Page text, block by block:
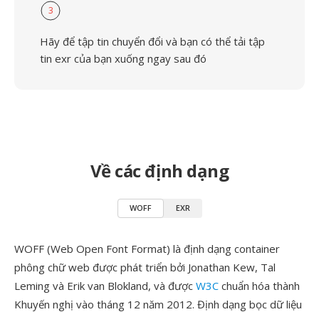
3
Hãy để tập tin chuyển đổi và bạn có thể tải tập
tin exr của bạn xuống ngay sau đó
Về các định dạng
WOFF EXR
WOFF (Web Open Font Format) là định dạng container
phông chữ web được phát triển bởi Jonathan Kew, Tal
Leming và Erik van Blokland, và được W3C chuẩn hóa thành
Khuyến nghị vào tháng 12 năm 2012. Định dạng bọc dữ liệu